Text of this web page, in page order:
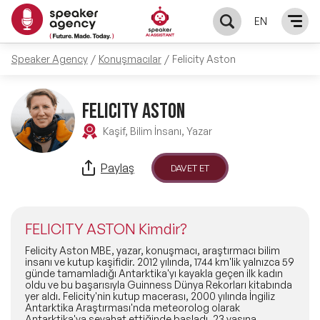
EN
KONUŞMACILAR
Yerel Konuşmacılar
Global Konuşmacılar
Exclusive Konuşmacılar
Tüm Konuşmacılar
KONULAR
Öne Çıkan Konular
Ünlü Konuşmacılar
İlham Veren Konuşmacılar
İlham Veren Kadın Konuşmacılar
ÇÖZÜMLER
Master Class Workshop
Akış Sunumu & Moderasyon
HAKKIMIZDA
Biz Kimiz?
BLOG
Speaker Agency Konuşmacılar Felicity Aston
FELICITY ASTON
Kaşif, Bilim İnsanı, Yazar
Paylaş DAVET ET
FELICITY ASTON Kimdir?
Felicity Aston MBE, yazar, konuşmacı, araştırmacı bilim
insanı ve kutup kaşifidir. 2012 yılında, 1744 km'lik yalnızca 59
günde tamamladığı Antarktika'yı kayakla geçen ilk kadın
oldu ve bu başarısıyla Guinness Dünya Rekorları kitabında
yer aldı. Felicity'nin kutup macerası, 2000 yılında İngiliz
Antarktika Araştırması'nda meteorolog olarak